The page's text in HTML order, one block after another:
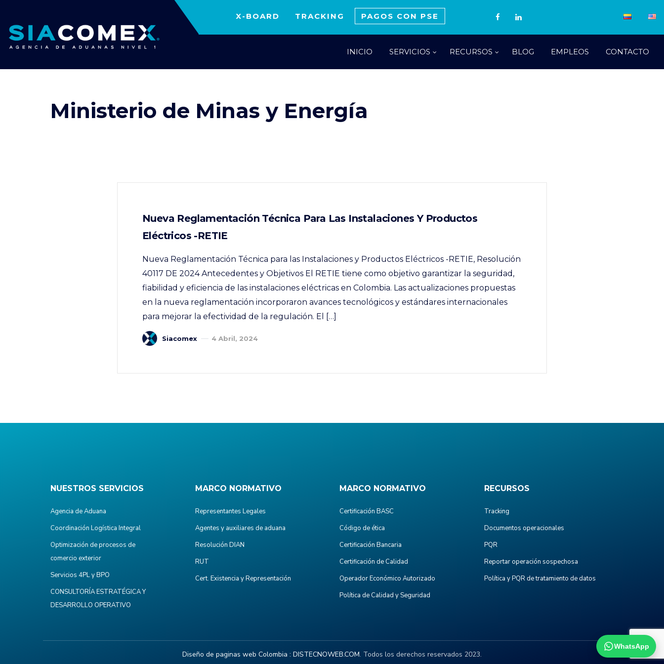
X-BOARD TRACKING PAGOS CON PSE
INICIO SERVICIOS RECURSOS BLOG EMPLEOS CONTACTO
Ministerio de Minas y Energía
Nueva Reglamentación Técnica Para Las Instalaciones Y Productos
Eléctricos -RETIE
Nueva Reglamentación Técnica para las Instalaciones y Productos Eléctricos -RETIE, Resolución
40117 DE 2024 Antecedentes y Objetivos El RETIE tiene como objetivo garantizar la seguridad,
fiabilidad y eficiencia de las instalaciones eléctricas en Colombia. Las actualizaciones propuestas
en la nueva reglamentación incorporaron avances tecnológicos y estándares internacionales
para mejorar la efectividad de la regulación. El […]
Siacomex 4 Abril, 2024
NUESTROS SERVICIOS
Agencia de Aduana
Coordinación Logística Integral
Optimización de procesos de
comercio exterior
Servicios 4PL y BPO
CONSULTORÍA ESTRATÉGICA Y
DESARROLLO OPERATIVO
MARCO NORMATIVO
Representantes Legales
Agentes y auxiliares de aduana
Resolución DIAN
RUT
Cert. Existencia y Representación
MARCO NORMATIVO
Certificación BASC
Código de ética
Certificación Bancaria
Certificación de Calidad
Operador Económico Autorizado
Política de Calidad y Seguridad
RECURSOS
Tracking
Documentos operacionales
PQR
Reportar operación sospechosa
Política y PQR de tratamiento de datos
Diseño de paginas web Colombia : DISTECNOWEB.COM. Todos los derechos reservados 2023.
WhatsApp